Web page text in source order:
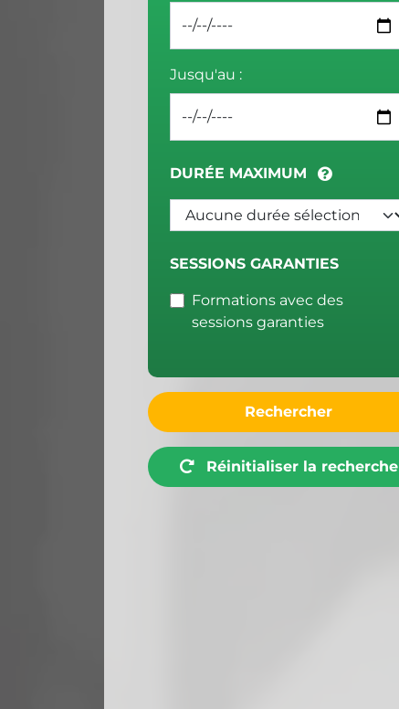
Jusqu'au :
DURÉE MAXIMUM
SESSIONS GARANTIES
Formations avec des
sessions garanties
Rechercher
Réinitialiser la recherche